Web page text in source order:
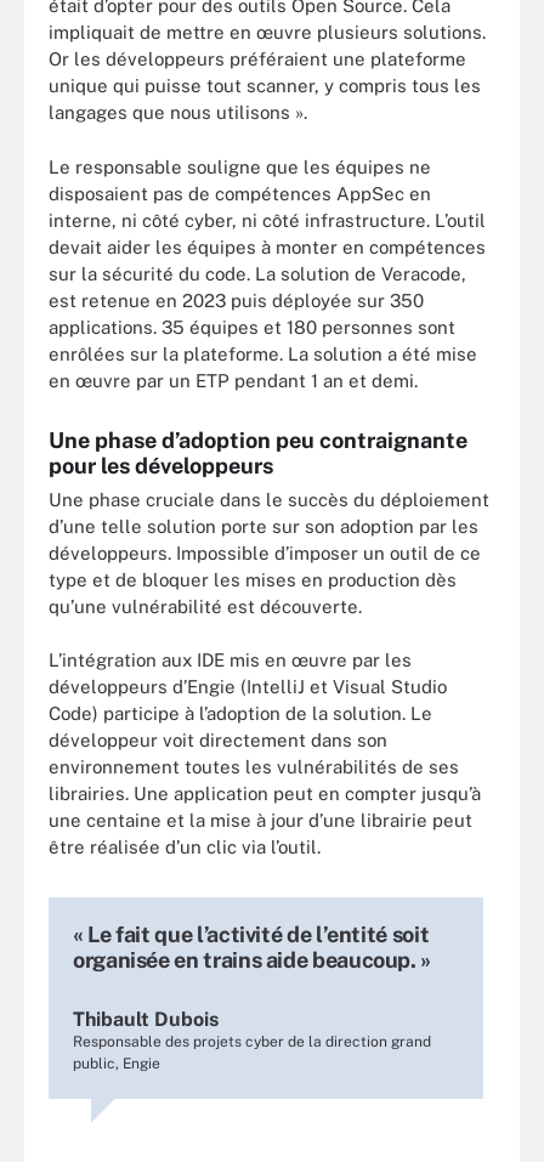
était d’opter pour des outils Open Source. Cela
impliquait de mettre en œuvre plusieurs solutions.
Or les développeurs préféraient une plateforme
unique qui puisse tout scanner, y compris tous les
langages que nous utilisons ».
Le responsable souligne que les équipes ne
disposaient pas de compétences AppSec en
interne, ni côté cyber, ni côté infrastructure. L’outil
devait aider les équipes à monter en compétences
sur la sécurité du code. La solution de Veracode,
est retenue en 2023 puis déployée sur 350
applications. 35 équipes et 180 personnes sont
enrôlées sur la plateforme. La solution a été mise
en œuvre par un ETP pendant 1 an et demi.
Une phase d’adoption peu contraignante
pour les développeurs
Une phase cruciale dans le succès du déploiement
d’une telle solution porte sur son adoption par les
développeurs. Impossible d’imposer un outil de ce
type et de bloquer les mises en production dès
qu’une vulnérabilité est découverte.
L’intégration aux IDE mis en œuvre par les
développeurs d’Engie (IntelliJ et Visual Studio
Code) participe à l’adoption de la solution. Le
développeur voit directement dans son
environnement toutes les vulnérabilités de ses
librairies. Une application peut en compter jusqu’à
une centaine et la mise à jour d’une librairie peut
être réalisée d’un clic via l’outil.
« Le fait que l’activité de l’entité soit
organisée en trains aide beaucoup. »
Thibault Dubois
Responsable des projets cyber de la direction grand
public, Engie